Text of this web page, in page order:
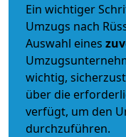
Ein wichtiger
Umzugs nach
Auswahl eines
wichtig,
über die
verfügt, um den
durchzuführen.